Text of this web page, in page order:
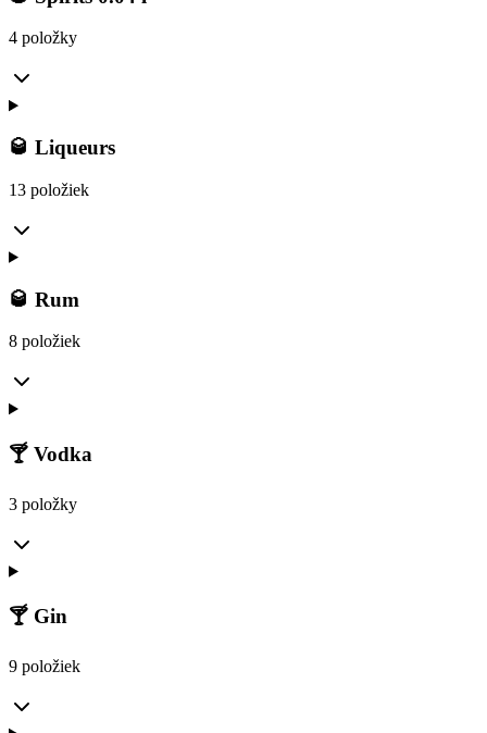
4 položky
🥃 Liqueurs
13 položiek
🥃 Rum
8 položiek
🍸 Vodka
3 položky
🍸 Gin
9 položiek